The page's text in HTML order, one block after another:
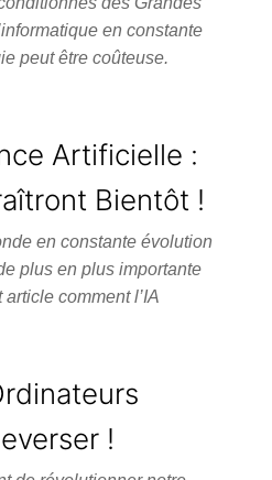
en constante
peut être coûteuse.
Artificielle :
Bientôt !
en constante évolution
plus en plus importante
comment l’IA
!